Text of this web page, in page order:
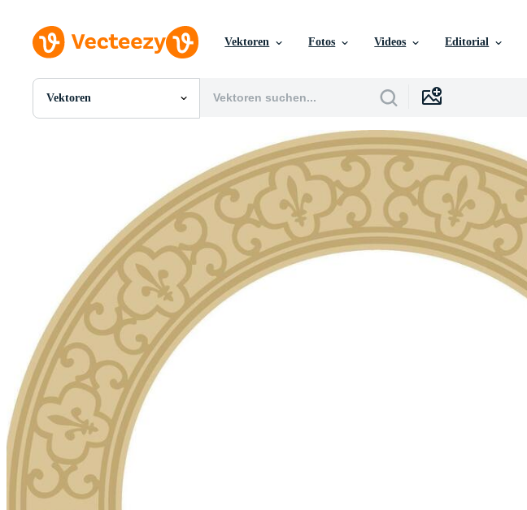
Vektoren Fotos Videos Editorial
Vektoren
Alle Bilder
Motion Graphics
Redaktionelle Bilder
Redaktionelle Ereignisse